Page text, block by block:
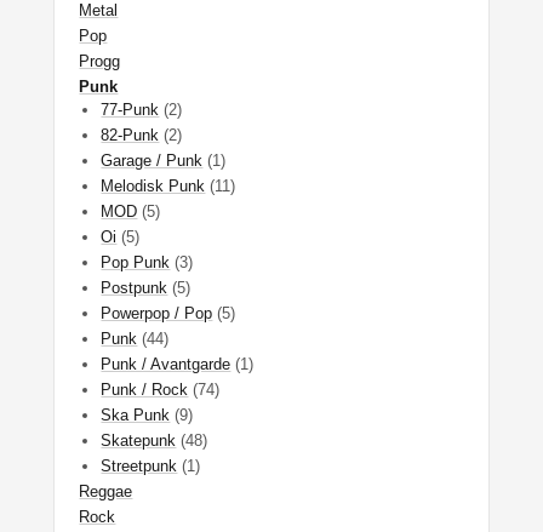
Metal
Pop
Progg
Punk
77-Punk (2)
82-Punk (2)
Garage / Punk (1)
Melodisk Punk (11)
MOD (5)
Oi (5)
Pop Punk (3)
Postpunk (5)
Powerpop / Pop (5)
Punk (44)
Punk / Avantgarde (1)
Punk / Rock (74)
Ska Punk (9)
Skatepunk (48)
Streetpunk (1)
Reggae
Rock